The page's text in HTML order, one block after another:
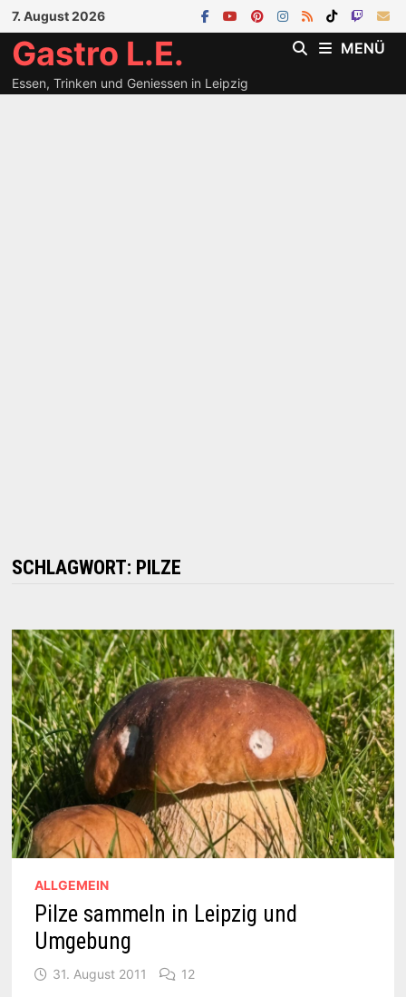
Zum
Inhalt
springen
7. August 2026
Gastro L.E.
Essen, Trinken und Geniessen in Leipzig
MENÜ
SCHLAGWORT: PILZE
ALLGEMEIN
Pilze sammeln in Leipzig und
Umgebung
31. August 2011 12